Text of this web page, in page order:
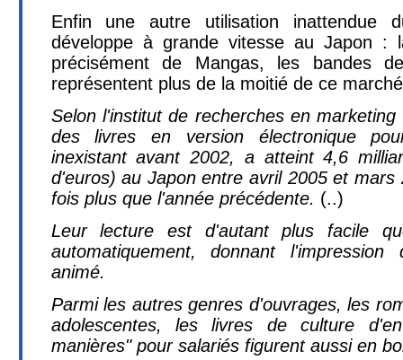
Enfin une autre utilisation inattendue
développe à grande vitesse au Japon :
précisément de Mangas, les bandes
représentent plus de la moitié de ce
Selon l'institut de recherches en
des livres en version électronique
inexistant avant 2002, a atteint 4,6
d'euros) au Japon entre avril 2005 et
fois plus que l'année précédente. (..)
Leur lecture est d'autant plus facile
automatiquement, donnant
animé.
Parmi les autres genres d'ouvrages, les
adolescentes, les livres de culture
manières" pour salariés figurent aussi en